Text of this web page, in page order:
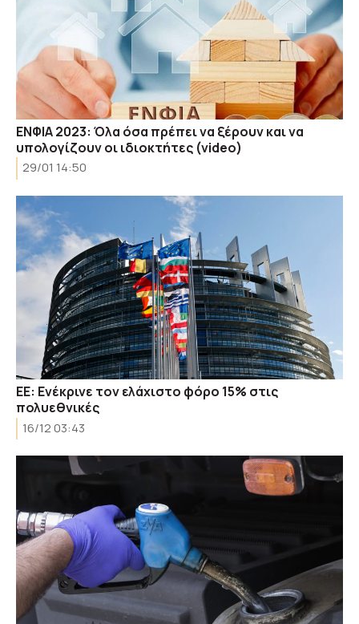
ΕΝΦΙΑ 2023: Όλα όσα πρέπει να ξέρουν και να
υπολογίζουν οι ιδιοκτήτες (video)
29/01 14:50
ΕΕ: Ενέκρινε τον ελάχιστο φόρο 15% στις
πολυεθνικές
16/12 03:43